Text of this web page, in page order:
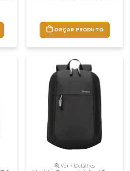
ORÇAR PRODUTO
Ver + Detalhes